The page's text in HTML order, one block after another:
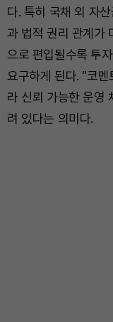
다. 특히 국채 외 자
과 법적 권리 관계가
으로 편입될수록 투
요구하게 된다. "코멘
라 신뢰 가능한 운영
려 있다는 의미다.